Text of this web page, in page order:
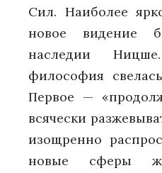
Сил. Наиболее
новое видение
наследии
философия
Первое —
всячески
изощренно
новые сферы